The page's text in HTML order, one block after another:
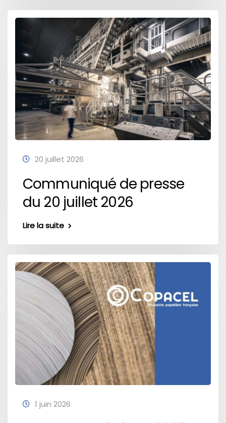
20 juillet 2026
Communiqué de presse
du 20 juillet 2026
Lire la suite
1 juin 2026